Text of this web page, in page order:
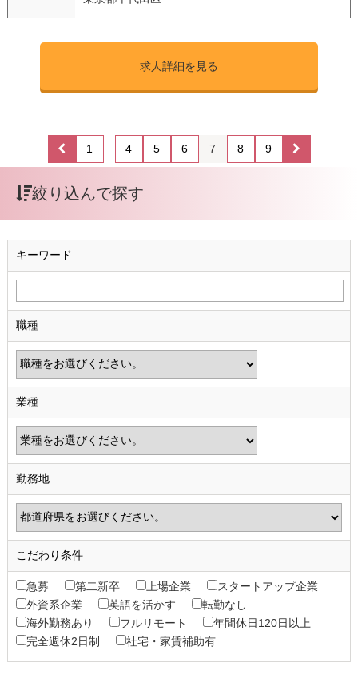
求人詳細を見る
1 4 5 6 7 8 9
絞り込んで探す
キーワード
職種
業種
勤務地
こだわり条件
急募 第二新卒 上場企業
スタートアップ企業
外資系企業
英語を活かす
転勤なし
海外勤務あり
フルリモート
年間休日120日以上
完全週休2日制
社宅・家賃補助有